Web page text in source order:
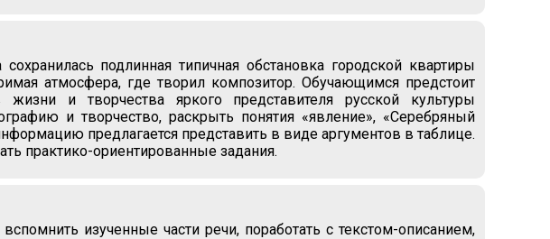
подлинная типичная обстановка городской квартиры
атмосфера, где творил композитор. Обучающимся предстоит
и творчества яркого представителя русской культуры
и творчество, раскрыть понятия «явление», «Серебряный
предлагается представить в виде аргументов в таблице.
практико-ориентированные задания.
изученные части речи, поработать с текстом-описанием,